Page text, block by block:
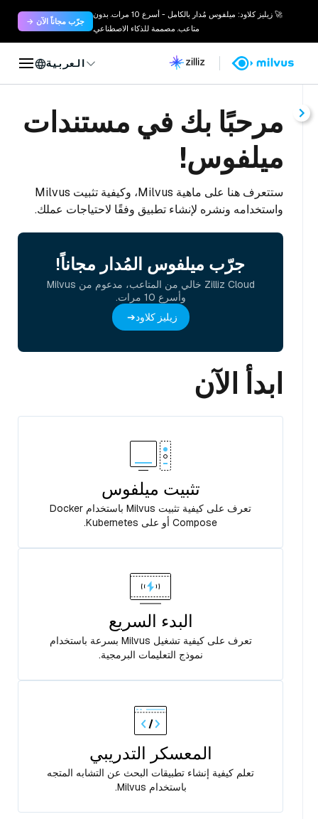
🚀 زيليز كلاود: ميلفوس مُدار بالكامل - أسرع 10 مرات. بدون
متاعب. مصممة للذكاء الاصطناعي.
جرّب مجاناً الآن →
العربية
مرحبًا بك في مستندات
ميلفوس!
ستتعرف هنا على ماهية Milvus، وكيفية تثبيت Milvus
واستخدامه ونشره لإنشاء تطبيق وفقًا لاحتياجات عملك.
جرّب ميلفوس المُدار مجاناً!
Zilliz Cloud خالي من المتاعب، مدعوم من Milvus
وأسرع 10 مرات.
زيليز كلاود
ابدأ الآن
تثبيت ميلفوس
تعرف على كيفية تثبيت Milvus باستخدام Docker
Compose أو على Kubernetes.
البدء السريع
تعرف على كيفية تشغيل Milvus بسرعة باستخدام
نموذج التعليمات البرمجية.
المعسكر التدريبي
تعلم كيفية إنشاء تطبيقات البحث عن التشابه المتجه
باستخدام Milvus.